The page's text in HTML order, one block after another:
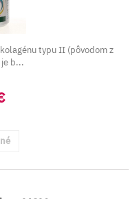
typu II (pôvodom z
b...